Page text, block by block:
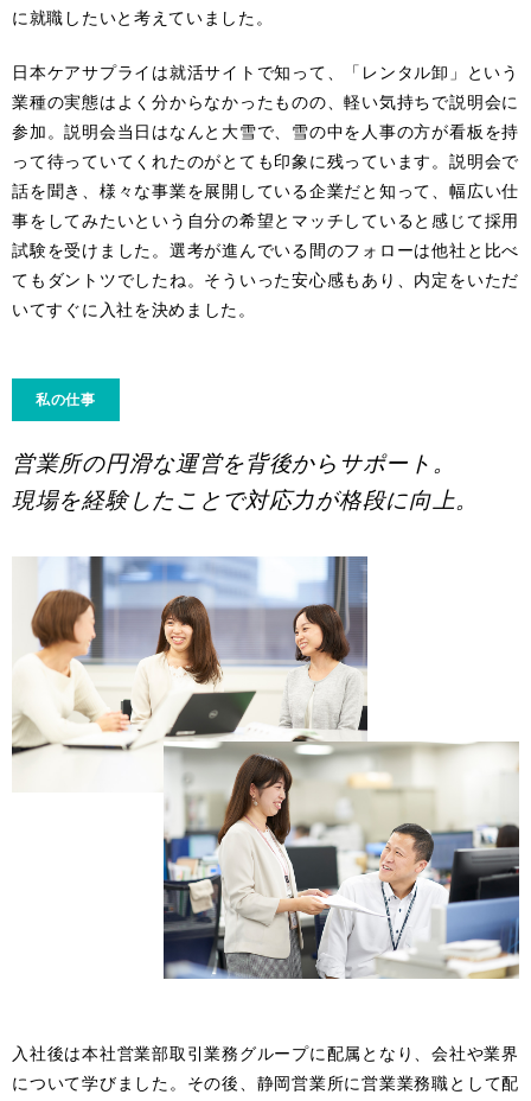
に就職したいと考えていました。
日本ケアサプライは就活サイトで知って、「レンタル卸」という
業種の実態はよく分からなかったものの、軽い気持ちで説明会に
参加。説明会当日はなんと大雪で、雪の中を人事の方が看板を持
って待っていてくれたのがとても印象に残っています。説明会で
話を聞き、様々な事業を展開している企業だと知って、幅広い仕
事をしてみたいという自分の希望とマッチしていると感じて採用
試験を受けました。選考が進んでいる間のフォローは他社と比べ
てもダントツでしたね。そういった安心感もあり、内定をいただ
いてすぐに入社を決めました。
私の仕事
営業所の円滑な運営を背後からサポート。
現場を経験したことで対応力が格段に向上。
入社後は本社営業部取引業務グループに配属となり、会社や業界
について学びました。その後、静岡営業所に営業業務職として配